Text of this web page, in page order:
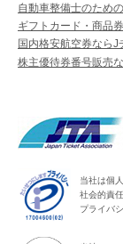
自動車整備士のため
ギフトカード・商品
国内格安航空券ならJ
株主優待券番号販売
当社は個
社会的責
プライバ